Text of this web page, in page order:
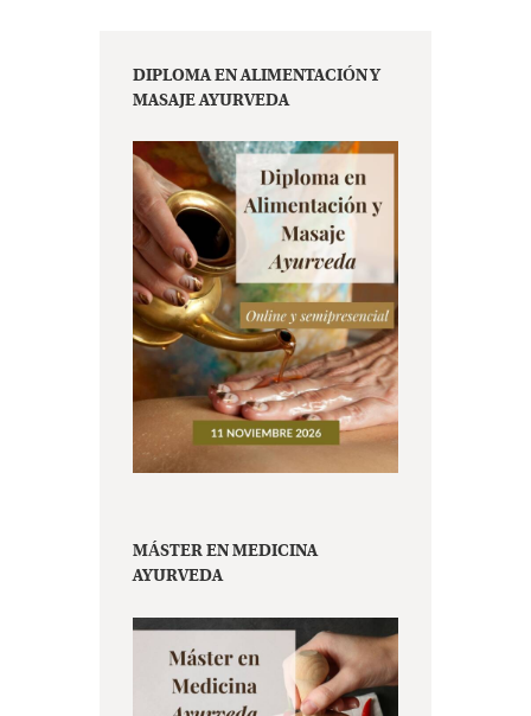
DIPLOMA EN ALIMENTACIÓN Y
MASAJE AYURVEDA
MÁSTER EN MEDICINA
AYURVEDA